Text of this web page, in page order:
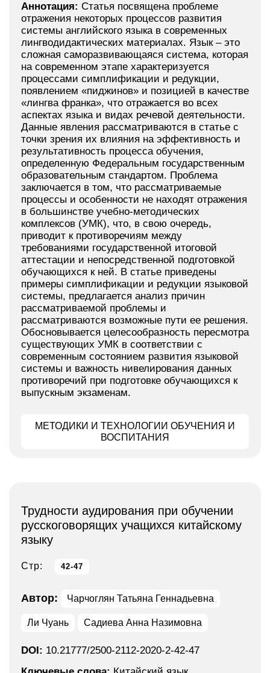
Аннотация: Статья посвящена проблеме
отражения некоторых процессов развития
системы английского языка в современных
лингводидактических материалах. Язык – это
сложная саморазвивающаяся система, которая
на современном этапе характеризуется
процессами симплификации и редукции,
появлением «пиджинов» и позицией в качестве
«лингва франка», что отражается во всех
аспектах языка и видах речевой деятельности.
Данные явления рассматриваются в статье с
точки зрения их влияния на эффективность и
результативность процесса обучения,
определенную Федеральным государственным
образовательным стандартом. Проблема
заключается в том, что рассматриваемые
процессы и особенности не находят отражения
в большинстве учебно-методических
комплексов (УМК), что, в свою очередь,
приводит к противоречиям между
требованиями государственной итоговой
аттестации и непосредственной подготовкой
обучающихся к ней. В статье приведены
примеры симплификации и редукции языковой
системы, предлагается анализ причин
рассматриваемой проблемы и
рассматриваются возможные пути ее решения.
Обосновывается целесообразность пересмотра
существующих УМК в соответствии с
современным состоянием развития языковой
системы и важность нивелирования данных
противоречий при подготовке обучающихся к
выпускным экзаменам.
МЕТОДИКИ И ТЕХНОЛОГИИ ОБУЧЕНИЯ И
ВОСПИТАНИЯ
Трудности аудирования при обучении
русскоговорящих учащихся китайскому
языку
Стр: 42-47
Автор: Чарчоглян Татьяна Геннадьевна
Ли Чуань Садиева Анна Назимовна
DOI: 10.21777/2500-2112-2020-2-42-47